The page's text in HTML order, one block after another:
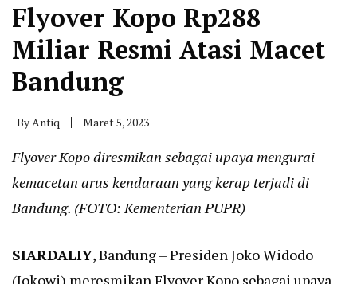
Flyover Kopo Rp288
Miliar Resmi Atasi Macet
Bandung
ByAntiq Maret 5, 2023
Flyover Kopo diresmikan sebagai upaya mengurai
kemacetan arus kendaraan yang kerap terjadi di
Bandung. (FOTO: Kementerian PUPR)
SIARDALIY, Bandung – Presiden Joko Widodo
(Jokowi) meresmikan Flyover Kopo sebagai upaya